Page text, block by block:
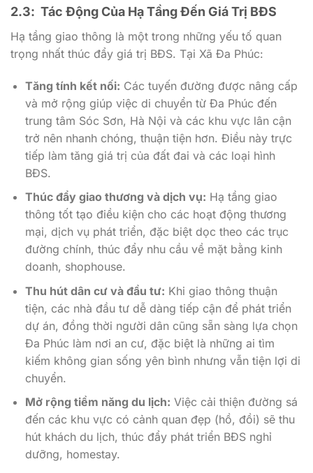
2.3: Tác Động Của Hạ Tầng Đến Giá Trị BĐS
Hạ tầng giao thông là một trong những yếu tố quan
trọng nhất thúc đẩy giá trị BĐS. Tại Xã Đa Phúc:
Tăng tính kết nối: Các tuyến đường được nâng cấp
và mở rộng giúp việc di chuyển từ Đa Phúc đến
trung tâm Sóc Sơn, Hà Nội và các khu vực lân cận
trở nên nhanh chóng, thuận tiện hơn. Điều này trực
tiếp làm tăng giá trị của đất đai và các loại hình
BĐS.
Thúc đẩy giao thương và dịch vụ: Hạ tầng giao
thông tốt tạo điều kiện cho các hoạt động thương
mại, dịch vụ phát triển, đặc biệt dọc theo các trục
đường chính, thúc đẩy nhu cầu về mặt bằng kinh
doanh, shophouse.
Thu hút dân cư và đầu tư: Khi giao thông thuận
tiện, các nhà đầu tư dễ dàng tiếp cận để phát triển
dự án, đồng thời người dân cũng sẵn sàng lựa chọn
Đa Phúc làm nơi an cư, đặc biệt là những ai tìm
kiếm không gian sống yên bình nhưng vẫn tiện lợi di
chuyển.
Mở rộng tiềm năng du lịch: Việc cải thiện đường sá
đến các khu vực có cảnh quan đẹp (hồ, đồi) sẽ thu
hút khách du lịch, thúc đẩy phát triển BĐS nghỉ
dưỡng, homestay.